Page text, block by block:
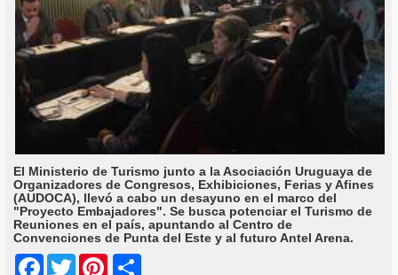
El Ministerio de Turismo junto a la Asociación Uruguaya de
Organizadores de Congresos, Exhibiciones, Ferias y Afines
(AUDOCA), llevó a cabo un desayuno en el marco del
"Proyecto Embajadores". Se busca potenciar el Turismo de
Reuniones en el país, apuntando al Centro de
Convenciones de Punta del Este y al futuro Antel Arena.
Facebook
Twitter Pinterest